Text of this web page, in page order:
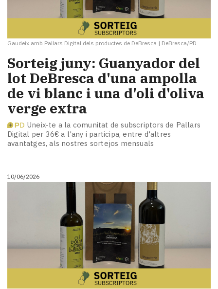
Gaudeix amb Pallars Digital dels productes de DeBresca | DeBresca/PD
Sorteig juny: Guanyador del
lot DeBresca d'una ampolla
de vi blanc i una d'oli d'oliva
verge extra
Uneix-te a la comunitat de subscriptors de Pallars
Digital per 36€ a l'any i participa, entre d'altres
avantatges, als nostres sortejos mensuals
10/06/2026